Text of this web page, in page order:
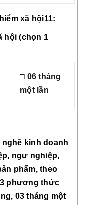
xã hội11:
hội (chọn 1
□ 06 tháng
một lần
kinh doanh
ngư nghiệp,
phẩm, theo
phương thức
03 tháng một